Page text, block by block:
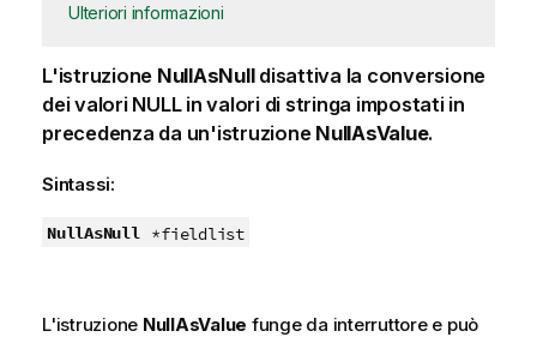
Ulteriori informazioni
L'istruzione NullAsNulldisattiva la conversione
dei valori NULLin valori di stringa impostati in
precedenza da un'istruzione NullAsValue.
Sintassi:
NullAsNull *fieldlist
L'istruzione NullAsValue funge da interruttore e può